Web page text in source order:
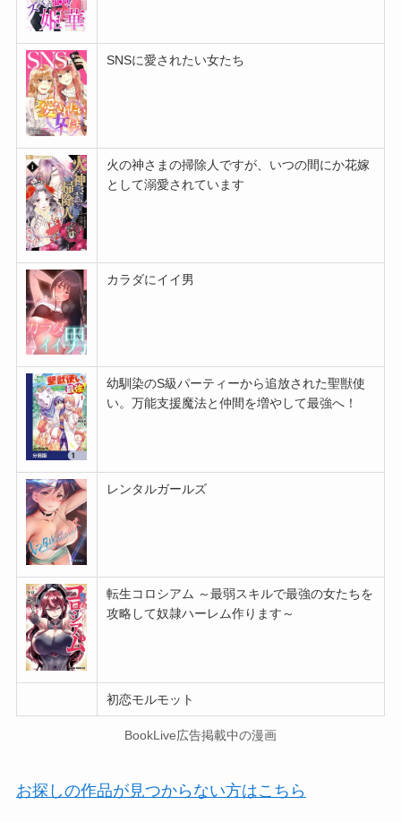
SNSに愛されたい女たち
火の神さまの掃除人ですが、いつの間にか花嫁
として溺愛されています
カラダにイイ男
幼馴染のS級パーティーから追放された聖獣使
い。万能支援魔法と仲間を増やして最強へ！
レンタルガールズ
転生コロシアム ～最弱スキルで最強の女たちを
攻略して奴隷ハーレム作ります～
初恋モルモット
BookLive広告掲載中の漫画
お探しの作品が見つからない方はこちら